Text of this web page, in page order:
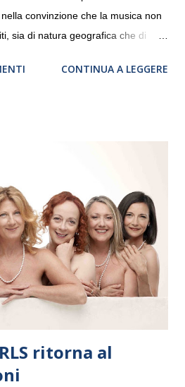
convinzione che la musica non
sia di natura geografica che di
Heiden, in Germania, e toccherà, in
dove si esibirà per il secondo anno
avrà il piacere di applaudire i
Youth Philharmonic per la quarta
nel 2008 da Kristjan Järvi (affiancato
di consulent...
CONTINUA A LEGGERE
ritorna al